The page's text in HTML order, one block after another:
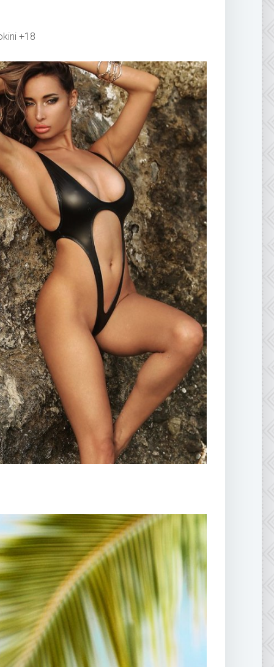
+18